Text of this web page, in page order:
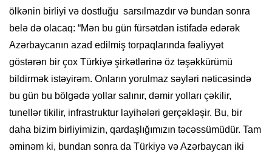
ölkənin birliyi və dostluğu sarsılmazdır və bundan sonra
belə də olacaq: “Mən bu gün fürsətdən istifadə edərək
Azərbaycanın azad edilmiş torpaqlarında fəaliyyət
göstərən bir çox Türkiyə şirkətlərinə öz təşəkkürümü
bildirmək istəyirəm. Onların yorulmaz səyləri nəticəsində
bu gün bu bölgədə yollar salınır, dəmir yolları çəkilir,
tunellər tikilir, infrastruktur layihələri gerçəkləşir. Bu, bir
daha bizim birliyimizin, qardaşlığımızın təcəssümüdür. Tam
əminəm ki, bundan sonra da Türkiyə və Azərbaycan iki